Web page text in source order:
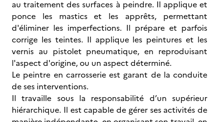
au traitement des surfaces à peindre. Il applique et
ponce les mastics et les apprêts, permettant
d'éliminer les imperfections. Il prépare et parfois
corrige les teintes. Il applique les peintures et les
vernis au pistolet pneumatique, en reproduisant
l'aspect d'origine, ou un aspect déterminé.
Le peintre en carrosserie est garant de la conduite
de ses interventions.
Il travaille sous la responsabilité d’un supérieur
hiérarchique. Il est capable de gérer ses activités de